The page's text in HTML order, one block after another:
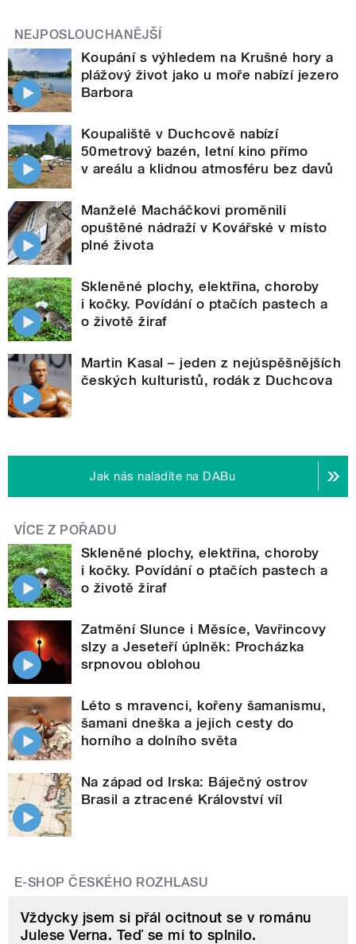
NEJPOSLOUCHANĚJŠÍ
Koupání s výhledem na Krušné hory a
plážový život jako u moře nabízí jezero
Barbora
Koupaliště v Duchcově nabízí
50metrový bazén, letní kino přímo
v areálu a klidnou atmosféru bez davů
Manželé Macháčkovi proměnili
opuštěné nádraží v Kovářské v místo
plné života
Skleněné plochy, elektřina, choroby
i kočky. Povídání o ptačích pastech a
o životě žiraf
Martin Kasal – jeden z nejúspěšnějších
českých kulturistů, rodák z Duchcova
Jak nás naladíte na DABu
VÍCE Z POŘADU
Skleněné plochy, elektřina, choroby
i kočky. Povídání o ptačích pastech a
o životě žiraf
Zatmění Slunce i Měsíce, Vavřincovy
slzy a Jeseteří úplněk: Procházka
srpnovou oblohou
Léto s mravenci, kořeny šamanismu,
šamani dneška a jejich cesty do
horního a dolního světa
Na západ od Irska: Báječný ostrov
Brasil a ztracené Království víl
E-SHOP ČESKÉHO ROZHLASU
Vždycky jsem si přál ocitnout se v románu
Julese Verna. Teď se mi to splnilo.